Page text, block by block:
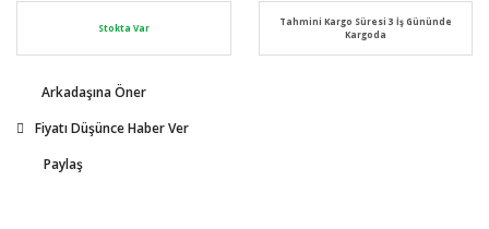
Stokta Var
Tahmini Kargo Süresi 3 İş Gününde
Kargoda
Arkadaşına Öner
Fiyatı Düşünce Haber Ver
Paylaş